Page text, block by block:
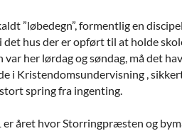
”løbedegn”, formentlig en
hus der er opført til at holde
var her lørdag og søndag, må det
i Kristendomsundervisning ,
spring fra ingenting.
året hvor Storringpræsten og